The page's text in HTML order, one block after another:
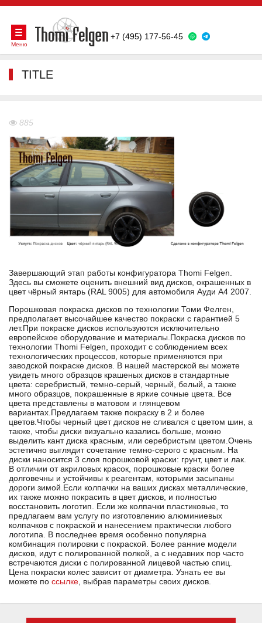
+7 (495) 177-56-45
Меню
TITLE
885
Завершающий этап работы конфигуратора Thomi Felgen.
Здесь вы сможете оценить внешний вид дисков, окрашенных в
цвет чёрный янтарь (RAL 9005) для автомобиля Ауди А4 2007.
Порошковая покраска дисков по технологии Томи Фелген,
предполагает высочайшее качество покраски с гарантией 5
лет.При покраске дисков используются исключительно
европейское оборудование и материалы.Покраска дисков по
технологии Thomi Felgen, проходит с соблюдением всех
технологических процессов, которые применяются при
заводской покраске дисков. В нашей мастерской вы можете
увидеть много образцов крашеных дисков в стандартные
цвета: серебристый, темно-серый, черный, белый, а также
много образцов, покрашенные в яркие сочные цвета. Все
цвета представлены в матовом и глянцевом
вариантах.Предлагаем также покраску в 2 и более
цветов.Чтобы черный цвет дисков не сливался с цветом шин, а
также, чтобы диски визуально казались больше, можно
выделить кант диска красным, или серебристым цветом.Очень
эстетично выглядит сочетание темно-серого с красным. На
диски наносится 3 слоя порошковой краски: грунт, цвет и лак.
В отличии от акриловых красок, порошковые краски более
долговечны и устойчивы к реагентам, которыми засыпаны
дороги зимой.Если колпачки на ваших дисках металлические,
их также можно покрасить в цвет дисков, и полностью
восстановить логотип. Если же колпачки пластиковые, то
предлагаем вам услугу по изготовлению алюминиевых
колпачков с покраской и нанесением практически любого
логотипа. В последнее время особенно популярна
комбинация полировки с покраской. Более ранние модели
дисков, идут с полированной полкой, а с недавних пор часто
встречаются диски с полированной лицевой частью спиц.
Цена покраски колес зависит от диаметра. Узнать ее вы
можете по ссылке, выбрав параметры своих дисков.